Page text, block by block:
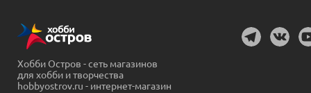
Хобби Остров - сеть магазинов
для хобби и творчества
hobbyostrov.ru - интернет-магазин